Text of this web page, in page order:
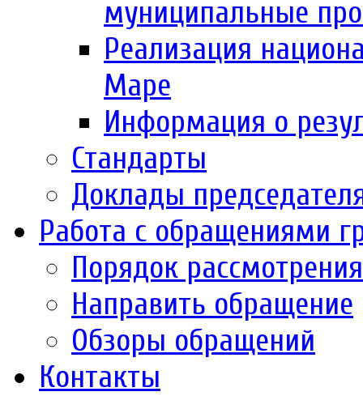
муниципальные
Реализация
Маре
Информация о
Стандарты
Доклады
Работа с обращениями
Порядок
Направить обращение
Обзоры обращений
Контакты